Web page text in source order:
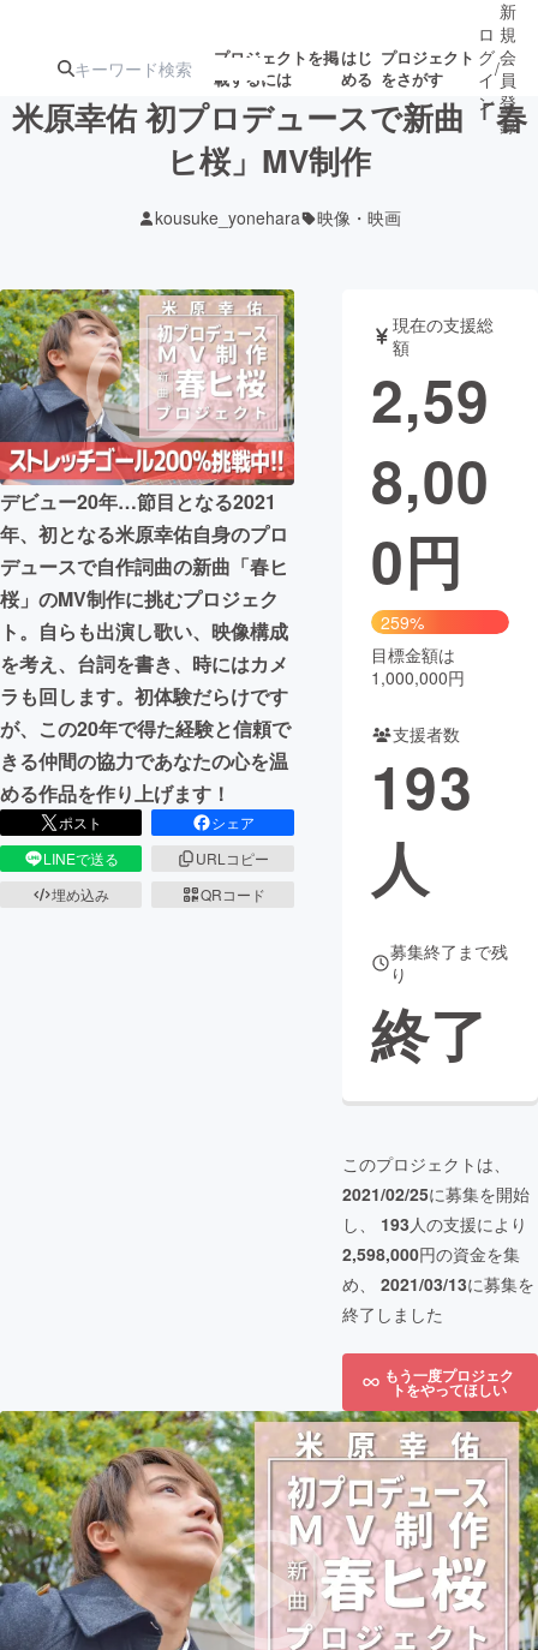
プロジェクトを掲
載するには
はじ
める
プロジェクト
をさがす
ターン
ジェクト
募集終了が近いプ
ロジェクト
アート・写真 音楽
テクノロジー・ガジェット ゲーム・サ
映像・映画
ビジネス・起業
まちづくり・地域活性化
CAMPFIRE for Social Good
CAMPFIRE Creation
CAMPFIREふるさと納税machi-ya コミュニティ
ロ
グ
イ
ン
/
新
規
会
員
登
録
米原幸佑 初プロデュースで新曲「春
ヒ桜」MV制作
kousuke_yonehara 映像・映画
デビュー20年…節目となる2021
年、初となる米原幸佑自身のプロ
デュースで自作詞曲の新曲「春ヒ
桜」のMV制作に挑むプロジェク
ト。自らも出演し歌い、映像構成
を考え、台詞を書き、時にはカメ
ラも回します。初体験だらけです
が、この20年で得た経験と信頼で
きる仲間の協力であなたの心を温
める作品を作り上げます！
ポスト
シェア
LINEで送る
URLコピー
埋め込み
QRコード
現在の支援総
額
2,59
8,00
0円
259%
目標金額は
1,000,000円
支援者数
193
人
募集終了まで残
り
終了
このプロジェクトは、
2021/02/25に募集を開始
し、 193人の支援により
2,598,000円の資金を集
め、 2021/03/13に募集を
終了しました
もう一度プロジェク
トをやってほしい